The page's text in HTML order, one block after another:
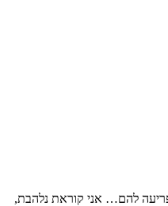
להם… אני קוראת נלהבת,